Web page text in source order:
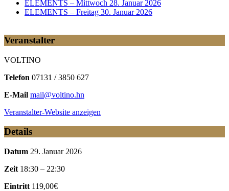
ELEMENTS – Mittwoch 28. Januar 2026
ELEMENTS – Freitag 30. Januar 2026
Veranstalter
VOLTINO
Telefon 07131 / 3850 627
E-Mail mail@voltino.hn
Veranstalter-Website anzeigen
Details
Datum 29. Januar 2026
Zeit 18:30 – 22:30
Eintritt 119,00€